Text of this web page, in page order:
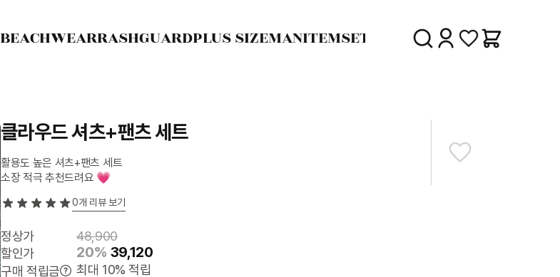
BEACHWEARRASHGUARDPLUS SIZEMANITEMSET SALEDELIVERY
클라우드 셔츠+팬츠 세트
활용도 높은 셔츠+팬츠 세트
소장 적극 추천드려요 💗
0개 리뷰 보기
정상가
48,900
할인가
20% 39,120
구매 적립금 최대 10% 적립